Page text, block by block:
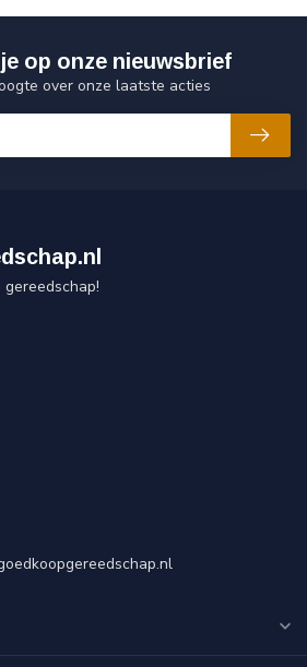
op onze nieuwsbrief
over onze laatste acties